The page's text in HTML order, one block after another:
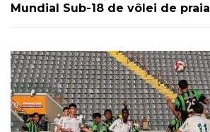
Mundial Sub-18 de vôlei de praia